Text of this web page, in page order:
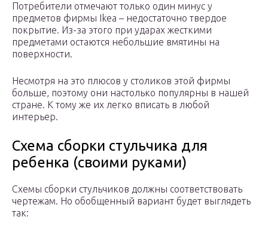
Потребители отмечают только один минус у
предметов фирмы Ikea – недостаточно твердое
покрытие. Из-за этого при ударах жесткими
предметами остаются небольшие вмятины на
поверхности.
Несмотря на это плюсов у столиков этой фирмы
больше, поэтому они настолько популярны в нашей
стране. К тому же их легко вписать в любой
интерьер.
Схема сборки стульчика для
ребенка (своими руками)
Схемы сборки стульчиков должны соответствовать
чертежам. Но обобщенный вариант будет выглядеть
так: